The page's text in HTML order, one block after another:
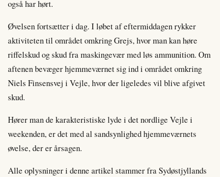
også har hørt.
Øvelsen fortsætter i dag. I løbet af eftermiddagen rykker
aktiviteten til området omkring Grejs, hvor man kan høre
riffelskud og skud fra maskingevær med løs ammunition. Om
aftenen bevæger hjemmeværnet sig ind i området omkring
Niels Finsensvej i Vejle, hvor der ligeledes vil blive afgivet
skud.
Hører man de karakteristiske lyde i det nordlige Vejle i
weekenden, er det med al sandsynlighed hjemmeværnets
øvelse, der er årsagen.
Alle oplysninger i denne artikel stammer fra Sydøstjyllands